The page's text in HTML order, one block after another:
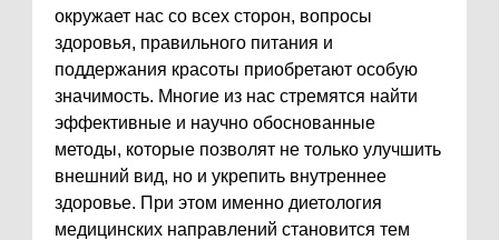
окружает нас со всех сторон, вопросы
здоровья, правильного питания и
поддержания красоты приобретают особую
значимость. Многие из нас стремятся найти
эффективные и научно обоснованные
методы, которые позволят не только улучшить
внешний вид, но и укрепить внутреннее
здоровье. При этом именно диетология
медицинских направлений становится тем